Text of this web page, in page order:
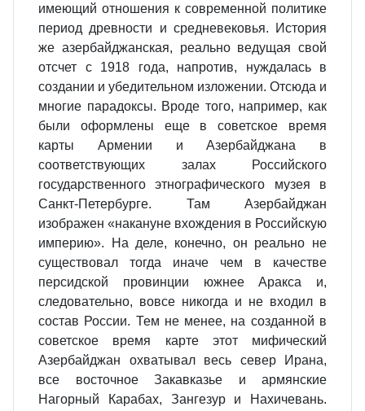
имеющий отношения к современной политике
период древности и средневековья. История
же азербайджанская, реально ведущая свой
отсчет с 1918 года, напротив, нуждалась в
создании и убедительном изложении. Отсюда и
многие парадоксы. Вроде того, например, как
были оформлены еще в советское время
карты Армении и Азербайджана в
соответствующих залах Российского
государственного этнографического музея в
Санкт-Петербурге. Там Азербайджан
изображен «накануне вхождения в Российскую
империю». На деле, конечно, он реально не
существовал тогда иначе чем в качестве
персидской провинции южнее Аракса и,
следовательно, вовсе никогда и не входил в
состав России. Тем не менее, на созданной в
советское время карте этот мифический
Азербайджан охватывал весь север Ирана,
все восточное Закавказье и армянские
Нагорный Карабах, Зангезур и Нахичевань.